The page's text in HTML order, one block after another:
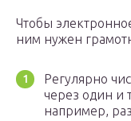
Чтобы
ним нужен
Регулярно
через один и
например,